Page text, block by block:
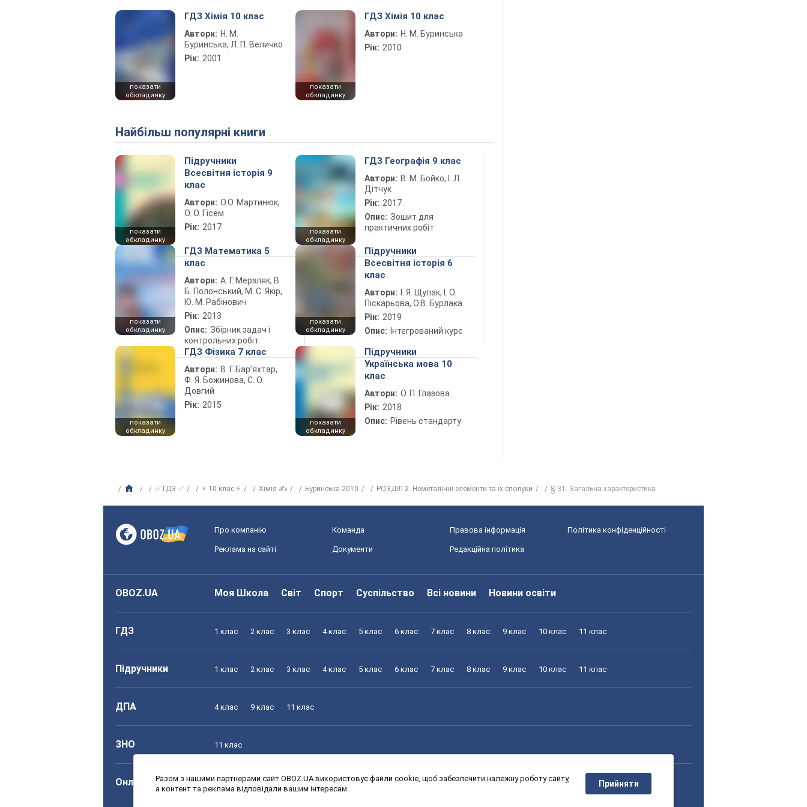
показати
обкладинку
ГДЗ Хімія 10 клас
Автори: Н. М.
Буринська, Л. П. Величко
Рік: 2001
показати
обкладинку
ГДЗ Хімія 10 клас
Автори: Н. М. Буринська
Рік: 2010
Найбільш популярні книги
показати
обкладинку
Підручники
Всесвітня історія 9
клас
Автори: О.О. Мартинюк,
О. О. Гісем
Рік: 2017
показати
обкладинку
ГДЗ Географія 9 клас
Автори: В. М. Бойко, І. Л.
Дітчук
Рік: 2017
Опис: Зошит для
практичних робіт
показати
обкладинку
ГДЗ Математика 5
клас
Автори: А. Г. Мерзляк, В.
Б. Полонський, М. С. Якір,
Ю. М. Рабінович
Рік: 2013
Опис: Збірник задач і
контрольних робіт
показати
обкладинку
Підручники
Всесвітня історія 6
клас
Автори:
І. Я. Щупак, І. О.
Піскарьова, О.В. Бурлака
Рік: 2019
Опис: Інтегрований курс
показати
обкладинку
ГДЗ Фізика 7 клас
Автори: В. Г. Бар’яхтар,
Ф. Я. Божинова, С. О.
Довгий
Рік: 2015
показати
обкладинку
Підручники
Українська мова 10
клас
Автори: О. П. Глазова
Рік: 2018
Опис: Рівень стандарту
✅ ГДЗ ✅ ⚡ 10 клас ⚡ Хімія ✍ Буринська 2010 РОЗДІЛ 2. Неметалічні елементи та їх сполуки § 31. Загальна характеристика
Про компанію Команда Правова інформація Політика конфіденційності
Реклама на сайті Документи Редакційна політика
OBOZ.UA Моя Школа Світ Спорт Суспільство Всі новини Новини освіти
ГДЗ 1 клас 2 клас 3 клас 4 клас 5 клас 6 клас 7 клас 8 клас 9 клас 10 клас 11 клас
Підручники 1 клас 2 клас 3 клас 4 клас 5 клас 6 клас 7 клас 8 клас 9 клас 10 клас 11 клас
ДПА 4 клас 9 клас 11 клас
ЗНО 11 клас
Онлайн уроки 1 клас 2 клас 3 клас 4 клас 5 клас 6 клас 7 клас 8 клас 9 клас 10 клас 11 клас
Разом з нашими партнерами сайт OBOZ.UA використовує файли cookie, щоб забезпечити належну роботу сайту,
а контент та реклама відповідали вашим інтересам.
Прийняти